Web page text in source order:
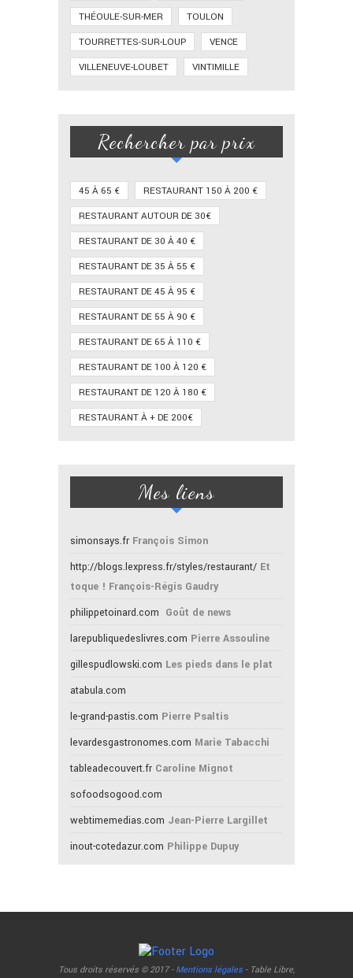
THÉOULE-SUR-MER
TOULON
TOURRETTES-SUR-LOUP
VENCE
VILLENEUVE-LOUBET
VINTIMILLE
Rechercher par prix
45 À 65 €
RESTAURANT 150 À 200 €
RESTAURANT AUTOUR DE 30€
RESTAURANT DE 30 À 40 €
RESTAURANT DE 35 À 55 €
RESTAURANT DE 45 À 95 €
RESTAURANT DE 55 À 90 €
RESTAURANT DE 65 À 110 €
RESTAURANT DE 100 À 120 €
RESTAURANT DE 120 À 180 €
RESTAURANT À + DE 200€
Mes liens
simonsays.fr François Simon
http://blogs.lexpress.fr/styles/restaurant/ Et
toque ! François-Régis Gaudry
philippetoinard.com Goût de news
larepubliquedeslivres.com Pierre Assouline
gillespudlowski.com Les pieds dans le plat
atabula.com
le-grand-pastis.com Pierre Psaltis
levardesgastronomes.com Marie Tabacchi
tableadecouvert.fr Caroline Mignot
sofoodsogood.com
webtimemedias.com Jean-Pierre Largillet
inout-cotedazur.com Philippe Dupuy
Tous droits réservés © 2017 - Mentions légales - Table Libre,